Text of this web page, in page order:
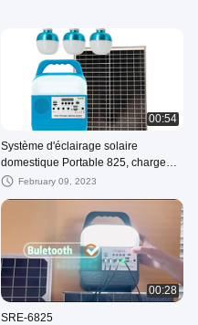
00:54
Système d'éclairage solaire
domestique Portable 825, charge
Mobile, kits Led 25W, panneau
February 09, 2023
00:28
SRE-6825